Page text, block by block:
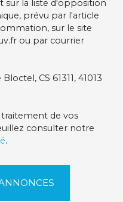
sur la liste d'opposition
prévu par l'article
sur le site
ou par courrier
CS 61311, 41013
de vos
consulter notre
.